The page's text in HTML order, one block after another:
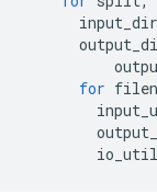
input_dir
for